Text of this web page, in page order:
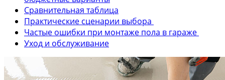
Сравнительная таблица
Практические сценарии выбора
Частые ошибки при монтаже пола в гараже
Уход и обслуживание